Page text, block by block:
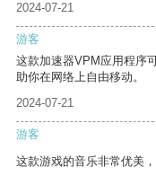
2024-07-21
游客
这款加速器VPM应用程序
助你在网络上自由移动。
2024-07-21
游客
这款游戏的音乐非常优美